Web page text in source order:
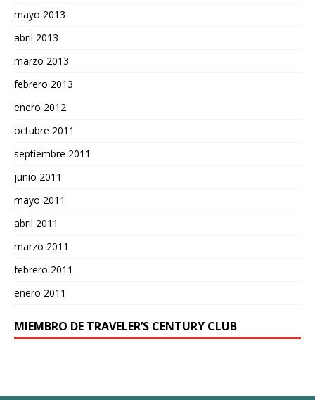
mayo 2013
abril 2013
marzo 2013
febrero 2013
enero 2012
octubre 2011
septiembre 2011
junio 2011
mayo 2011
abril 2011
marzo 2011
febrero 2011
enero 2011
MIEMBRO DE TRAVELER’S CENTURY CLUB